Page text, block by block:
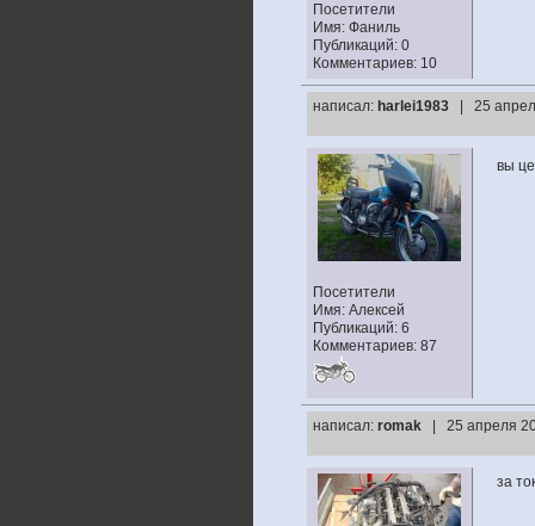
Посетители
Имя: Фаниль
Публикаций: 0
Комментариев: 10
написал: harlei1983 | 25
Посетители
Имя: Алексей
Публикаций: 6
Комментариев: 87
вы
написал: romak | 25 апреля
за